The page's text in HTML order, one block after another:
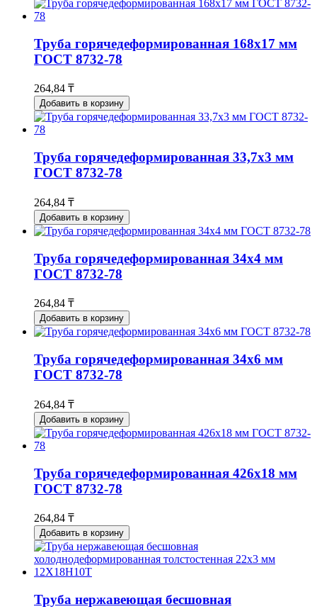
Труба горячедеформированная 168х17 мм
ГОСТ 8732-78
264,84 ₸
Добавить в корзину
Труба горячедеформированная 33,7х3 мм
ГОСТ 8732-78
264,84 ₸
Добавить в корзину
Труба горячедеформированная 34х4 мм
ГОСТ 8732-78
264,84 ₸
Добавить в корзину
Труба горячедеформированная 34х6 мм
ГОСТ 8732-78
264,84 ₸
Добавить в корзину
Труба горячедеформированная 426х18 мм
ГОСТ 8732-78
264,84 ₸
Добавить в корзину
Труба нержавеющая бесшовная